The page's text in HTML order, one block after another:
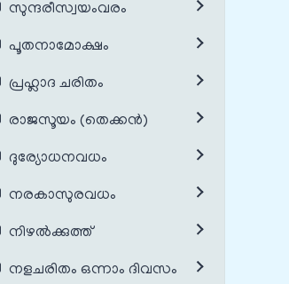
സുന്ദരീസ്വയംവരം
പൂതനാമോക്ഷം
പ്രഹ്ലാദ ചരിതം
രാജസൂയം (തെക്കൻ)
ദുര്യോധനവധം
നരകാസുരവധം
നിഴൽക്കുത്ത്
നളചരിതം ഒന്നാം ദിവസം